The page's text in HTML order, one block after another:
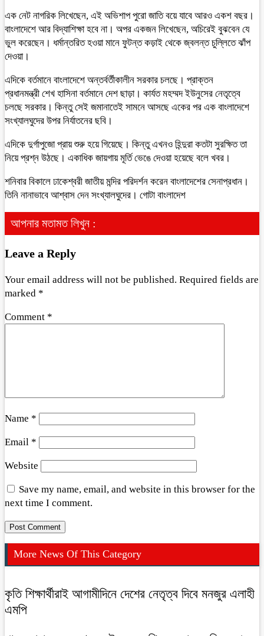
এক নেট নাগরিক লিখেছেন, এই অভিশাপ পুরো জাতি বয়ে যাবে আরও একশ বছর।
বাংলাদেশে আর বিদ্যাশিক্ষা হবে না। অপর একজন লিখেছেন, অচিরেই বুঝবেন যে
ভুল করেছেন। ধর্মান্তরিত হওয়া মানে ফুটন্ত কড়াই থেকে জ্বলন্ত চুল্লিতে ঝাঁপ
দেওয়া।
এদিকে বর্তমানে বাংলাদেশে অন্তর্বর্তীকালীন সরকার চলছে। প্রাক্তন
প্রধানমন্ত্রী শেখ হাসিনা বর্তমানে দেশ ছাড়া। কার্যত মহম্মদ ইউনুসের নেতৃত্বে
চলছে সরকার। কিন্তু সেই জমানাতেই সামনে আসছে একের পর এক বাংলাদেশে
সংখ্যালঘুদের উপর নির্যাতনের ছবি।
এদিকে দুর্গাপুজো প্রায় শুরু হয়ে গিয়েছে। কিন্তু এখনও হিন্দুরা কতটা সুরক্ষিত তা
নিয়ে প্রশ্ন উঠছে। একাধিক জায়গায় মূর্তি ভেঙে দেওয়া হয়েছে বলে খবর।
শনিবার বিকালে ঢাকেশ্বরী জাতীয় মন্দির পরিদর্শন করেন বাংলাদেশের সেনাপ্রধান।
তিনি নানাভাবে আশ্বাস দেন সংখ্যালঘুদের। গোটা বাংলাদেশ
আপনার মতামত লিখুন :
Leave a Reply
Your email address will not be published. Required fields are
marked *
Comment *
Name *
Email *
Website
Save my name, email, and website in this browser for the
next time I comment.
More News Of This Category
কৃতি শিক্ষার্থীরাই আগামীদিনে দেশের নেতৃত্ব দিবে মনজুর এলাহী
এমপি